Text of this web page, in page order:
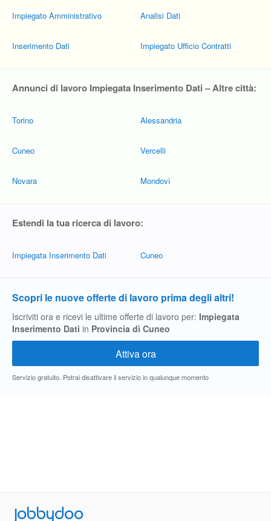
Impiegato Amministrativo
Inserimento Dati
Analisi Dati
Impiegato Ufficio Contratti
Annunci di lavoro Impiegata Inserimento Dati – Altre città:
Torino
Cuneo
Novara
Alessandria
Vercelli
Mondovì
Estendi la tua ricerca di lavoro:
Impiegata Inserimento Dati Cuneo
Scopri le nuove offerte di lavoro prima degli altri!
Iscriviti ora e ricevi le ultime offerte di lavoro per: Impiegata
Inserimento Dati in Provincia di Cuneo
Servizio gratuito. Potrai disattivare il servizio in qualunque momento
Jobbydoo